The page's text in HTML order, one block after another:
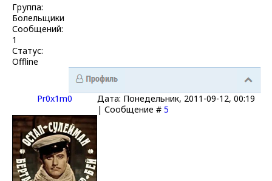
Группа:
Болельщики
Сообщений:
1
Статус:
Offline
Pr0x1m0
Дата: Понедельник, 2011-09-12, 00:19
| Сообщение # 5